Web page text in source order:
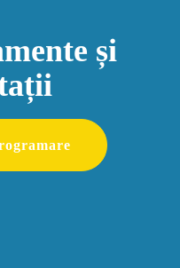
și